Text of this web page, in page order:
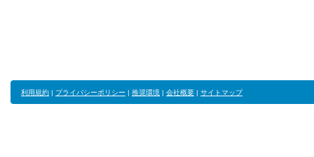
利用規約 | プライバシーポリシー | 推奨環境 | 会社概要 | サイトマップ